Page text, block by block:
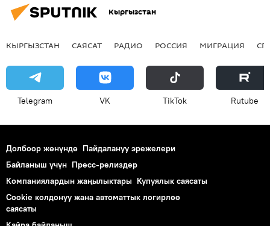
Кыргызстан
КЫРГЫЗСТАН САЯСАТ РАДИО РОССИЯ МИГРАЦИЯ
Telegram VK ТikТоk Rutube
Долбоор жөнүндө Пайдалануу эрежелери
Байланыш үчүн Пресс-релиздер
Компаниялардын жаңылыктары Купуялык саясаты
Cookie колдонуу жана автоматтык логирлөө
саясаты